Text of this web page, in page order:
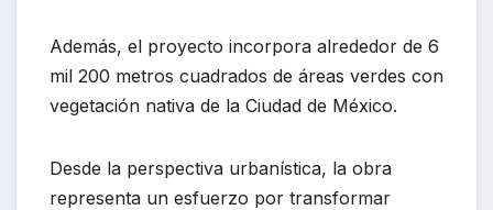
Además, el proyecto incorpora alrededor de 6
mil 200 metros cuadrados de áreas verdes con
vegetación nativa de la Ciudad de México.
Desde la perspectiva urbanística, la obra
representa un esfuerzo por transformar